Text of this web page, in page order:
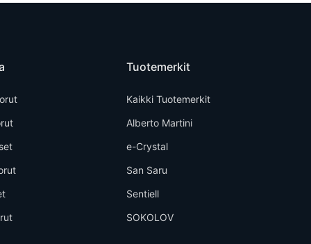
Tuotemerkit
Kaikki Tuotemerkit
Alberto Martini
e-Crystal
San Saru
Sentiell
SOKOLOV